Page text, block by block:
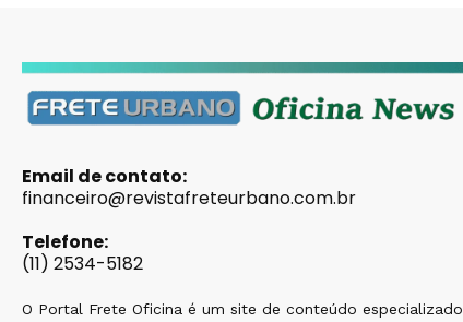
Email de contato:
financeiro@revistafreteurbano.com.br
Telefone:
(11) 2534-5182
O Portal Frete Oficina é um site de conteúdo especializado